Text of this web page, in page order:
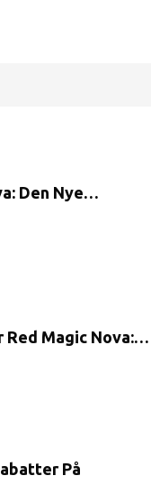
Den Nye…
Red Magic Nova:…
På